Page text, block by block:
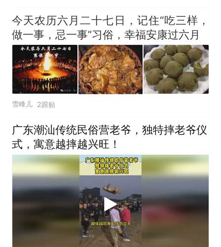
今天农历六月二十七日，记住“吃三样，
做一事，忌一事”习俗，幸福安康过六月
雪峰儿 2跟贴
广东潮汕传统民俗营老爷，独特摔老爷仪
式，寓意越摔越兴旺！